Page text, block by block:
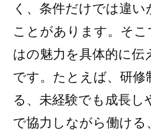
く、条件だけでは違
ことがあります。そ
はの魅力を具体的に伝
です。たとえば、研修
る、未経験でも成長し
で協力しながら働ける